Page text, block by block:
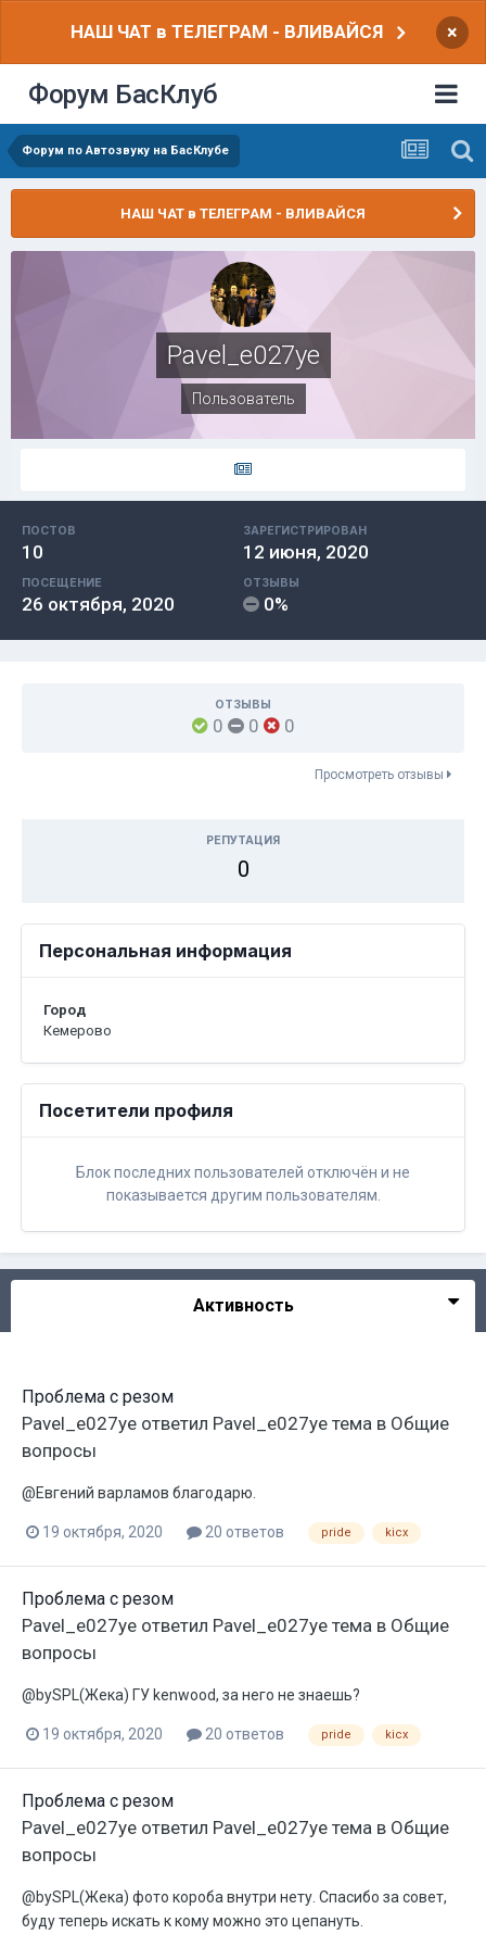
НАШ ЧАТ в ТЕЛЕГРАМ - ВЛИВАЙСЯ ×
Форум БасКлуб
Форум по Автозвуку на БасКлубе
НАШ ЧАТ в ТЕЛЕГРАМ - ВЛИВАЙСЯ
Pavel_e027ye
Пользователь
ПОСТОВ
10
ЗАРЕГИСТРИРОВАН
12 июня, 2020
ПОСЕЩЕНИЕ
26 октября, 2020
ОТЗЫВЫ
0%
ОТЗЫВЫ
0 0 0
Просмотреть отзывы
РЕПУТАЦИЯ
0
Персональная информация
Город
Кемерово
Посетители профиля
Блок последних пользователей отключён и не
показывается другим пользователям.
Активность
Проблема с резом
Pavel_e027ye ответил Pavel_e027ye тема в Общие
вопросы
@Евгений варламов благодарю.
19 октября, 2020 20 ответов pride kicx
Проблема с резом
Pavel_e027ye ответил Pavel_e027ye тема в Общие
вопросы
@bySPL(Жека) ГУ kenwood, за него не знаешь?
19 октября, 2020 20 ответов pride kicx
Проблема с резом
Pavel_e027ye ответил Pavel_e027ye тема в Общие
вопросы
@bySPL(Жека) фото короба внутри нету. Спасибо за совет,
буду теперь искать к кому можно это цепануть.